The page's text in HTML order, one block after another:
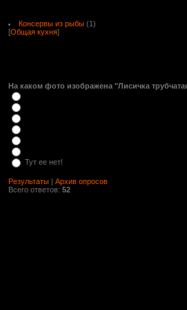
Консервы из рыбы (1)
[Общая кухня]
На каком фото изображена "Лисичка
Тут ее нет!
Результаты | Архив опросов
Всего ответов: 52